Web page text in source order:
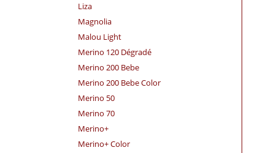
Liza
Magnolia
Malou Light
Merino 120 Dégradé
Merino 200 Bebe
Merino 200 Bebe Color
Merino 50
Merino 70
Merino+
Merino+ Color